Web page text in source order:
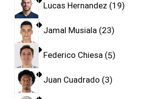
Lucas Hernandez 19
Jamal Musiala 23
Federico Chiesa 5
Juan Cuadrado 3